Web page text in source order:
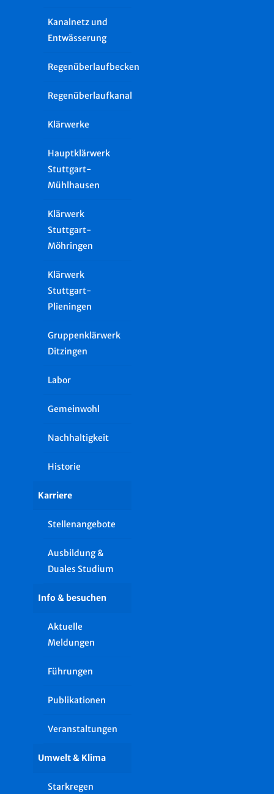
Kanalnetz und
Entwässerung
Regenüberlaufbecken
Regenüberlaufkanal
Klärwerke
Hauptklärwerk
Stuttgart-
Mühlhausen
Klärwerk
Stuttgart-
Möhringen
Klärwerk
Stuttgart-
Plieningen
Gruppenklärwerk
Ditzingen
Labor
Gemeinwohl
Nachhaltigkeit
Historie
Karriere
Stellenangebote
Ausbildung &
Duales Studium
Info & besuchen
Aktuelle
Meldungen
Führungen
Publikationen
Veranstaltungen
Umwelt & Klima
Starkregen